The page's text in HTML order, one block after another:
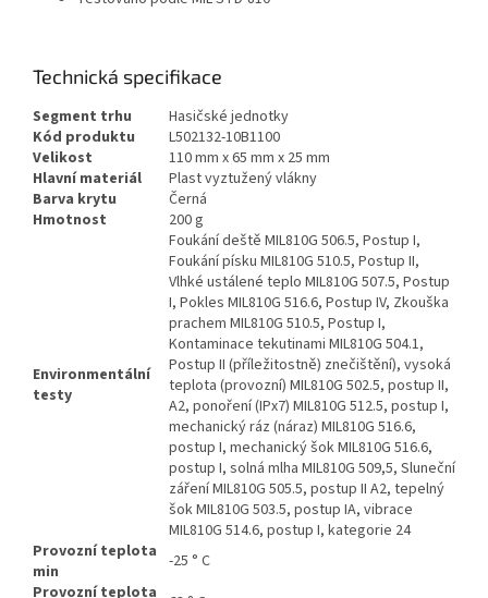
Technická specifikace
Segment trhu
Hasičské jednotky
Kód produktu
L502132-10B1100
Velikost
110 mm x 65 mm x 25 mm
Hlavní materiál
Plast vyztužený vlákny
Barva krytu
Černá
Hmotnost
200 g
Environmentální
testy
Foukání deště MIL810G 506.5, Postup I,
Foukání písku MIL810G 510.5, Postup II,
Vlhké ustálené teplo MIL810G 507.5, Postup
I, Pokles MIL810G 516.6, Postup IV, Zkouška
prachem MIL810G 510.5, Postup I,
Kontaminace tekutinami MIL810G 504.1,
Postup II (příležitostně) znečištění), vysoká
teplota (provozní) MIL810G 502.5, postup II,
A2, ponoření (IPx7) MIL810G 512.5, postup I,
mechanický ráz (náraz) MIL810G 516.6,
postup I, mechanický šok MIL810G 516.6,
postup I, solná mlha MIL810G 509,5, Sluneční
záření MIL810G 505.5, postup II A2, tepelný
šok MIL810G 503.5, postup IA, vibrace
MIL810G 514.6, postup I, kategorie 24
Provozní teplota
min
-25 ° C
Provozní teplota